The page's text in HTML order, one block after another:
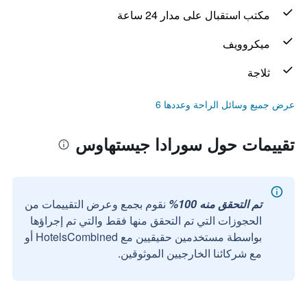
مكتب استقبال على مدار 24 ساعة
ميكروويف
ثلاجة
عرض جميع وسائل الراحة وعددها 6
تقييمات حول سورادا جيستهاوس
تم التحقق منه 100%
نقوم بجمع وعرض التقييمات من
الحجوزات التي تم التحقق منها فقط والتي تم إجراؤها
بواسطة مستخدمين حقيقيين مع HotelsCombined أو
مع شركائنا الخارجيين الموثوقين.